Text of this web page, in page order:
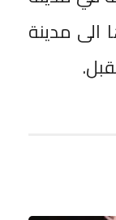
الى مدينة